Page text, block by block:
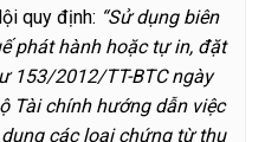
quy định: “Sử dụng biên
phát hành hoặc tự in, đặt
153/2012/TT-BTC ngày
Tài chính hướng dẫn việc
các loại chứng từ thu